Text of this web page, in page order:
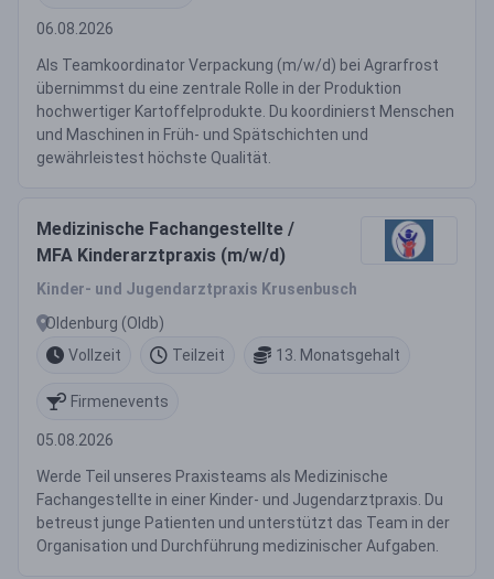
06.08.2026
Als Teamkoordinator Verpackung (m/w/d) bei Agrarfrost
übernimmst du eine zentrale Rolle in der Produktion
hochwertiger Kartoffelprodukte. Du koordinierst Menschen
und Maschinen in Früh- und Spätschichten und
gewährleistest höchste Qualität.
Medizinische Fachangestellte /
MFA Kinderarztpraxis (m/w/d)
Kinder- und Jugendarztpraxis Krusenbusch
Oldenburg (Oldb)
Vollzeit
Teilzeit 13. Monatsgehalt
Firmenevents
05.08.2026
Werde Teil unseres Praxisteams als Medizinische
Fachangestellte in einer Kinder- und Jugendarztpraxis. Du
betreust junge Patienten und unterstützt das Team in der
Organisation und Durchführung medizinischer Aufgaben.